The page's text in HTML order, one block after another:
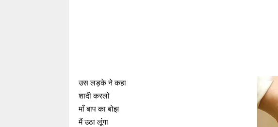
उस लड़के ने कहा
शादी करलो
माँ बाप का बोझ
मैं उठा लूंगा